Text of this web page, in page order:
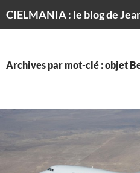
Archives par mot-clé : objet